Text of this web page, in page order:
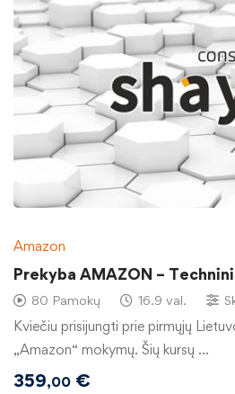
Amazon
Prekyba AMAZON –
80 Pamokų 16.9 val.
Kviečiu prisijungti prie pirmųjų
„Amazon“ mokymų. Šių kursų …
359,00 €